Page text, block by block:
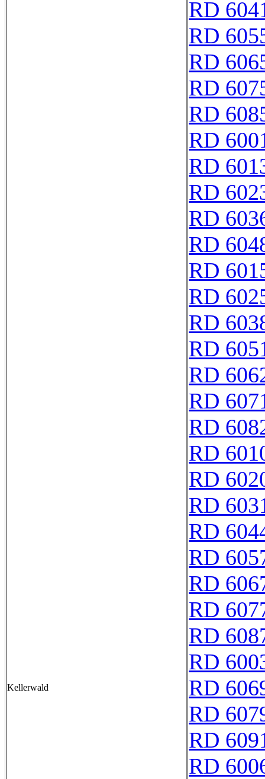
Kellerwald
RD
RD
RD
RD
RD
RD
RD
RD
RD
RD
RD
RD
RD
RD
RD
RD
RD
RD
RD
RD
RD
RD
RD
RD
RD
RD
RD
RD
RD
RD